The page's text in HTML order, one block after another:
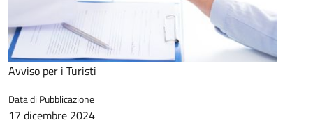
Avviso per i Turisti
Data di Pubblicazione
17 dicembre 2024